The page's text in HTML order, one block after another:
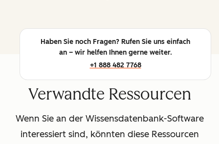
Haben Sie noch Fragen? Rufen Sie uns einfach
an – wir helfen Ihnen gerne weiter.
+1 888 482 7768
Verwandte Ressourcen
Wenn Sie an der Wissensdatenbank-Software
interessiert sind, könnten diese Ressourcen